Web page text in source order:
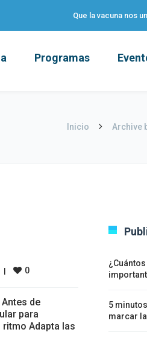
Que la vacuna nos
Programas
Inicio Archive
| 0
de
para
ritmo Adapta las
5
marcar